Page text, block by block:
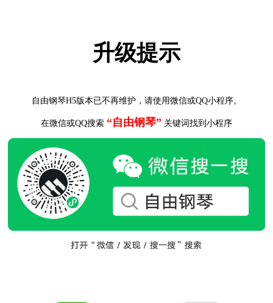
升级提示
自由钢琴H5版本已不再维护，请使用微信或QQ小程序。
在微信或QQ搜索 “自由钢琴” 关键词找到小程序